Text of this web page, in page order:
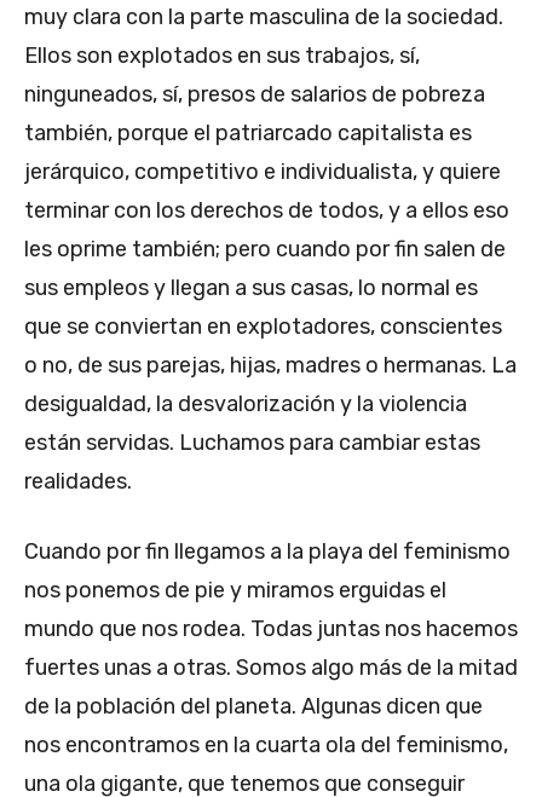
muy clara con la parte masculina de la sociedad.
Ellos son explotados en sus trabajos, sí,
ninguneados, sí, presos de salarios de pobreza
también, porque el patriarcado capitalista es
jerárquico, competitivo e individualista, y quiere
terminar con los derechos de todos, y a ellos eso
les oprime también; pero cuando por fin salen de
sus empleos y llegan a sus casas, lo normal es
que se conviertan en explotadores, conscientes
o no, de sus parejas, hijas, madres o hermanas. La
desigualdad, la desvalorización y la violencia
están servidas. Luchamos para cambiar estas
realidades.
Cuando por fin llegamos a la playa del feminismo
nos ponemos de pie y miramos erguidas el
mundo que nos rodea. Todas juntas nos hacemos
fuertes unas a otras. Somos algo más de la mitad
de la población del planeta. Algunas dicen que
nos encontramos en la cuarta ola del feminismo,
una ola gigante, que tenemos que conseguir